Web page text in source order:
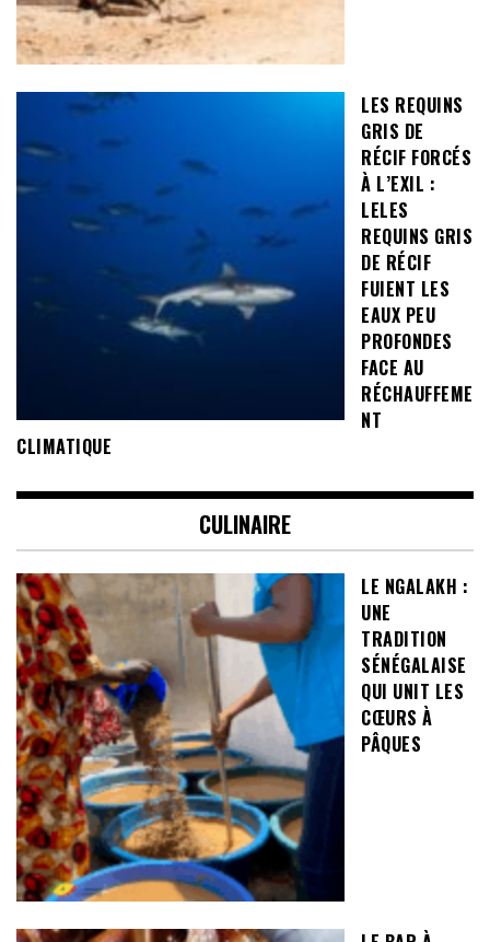
LES REQUINS
GRIS DE
RÉCIF FORCÉS
À L’EXIL :
LELES
REQUINS GRIS
DE RÉCIF
FUIENT LES
EAUX PEU
PROFONDES
FACE AU
RÉCHAUFFEME
NT
CLIMATIQUE
CULINAIRE
LE NGALAKH :
UNE
TRADITION
SÉNÉGALAISE
QUI UNIT LES
CŒURS À
PÂQUES